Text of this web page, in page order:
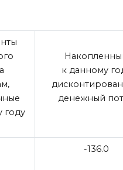
году
к данному
денежный
-136.0